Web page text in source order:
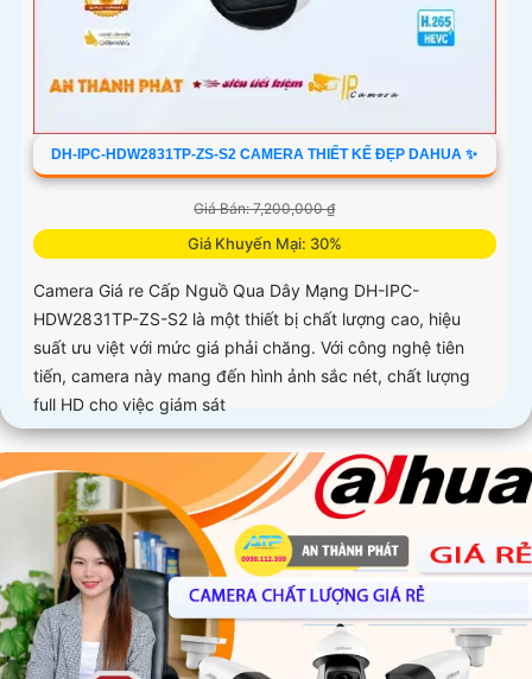
DH-IPC-HDW2831TP-ZS-S2 CAMERA THIẾT KẾ ĐẸP DAHUA ✨
Giá Bán: 7,200,000 ₫
Giá Khuyến Mại: 30%
Camera Giá re Cấp Nguồ Qua Dây Mạng DH-IPC-
HDW2831TP-ZS-S2 là một thiết bị chất lượng cao, hiệu
suất ưu việt với mức giá phải chăng. Với công nghệ tiên
tiến, camera này mang đến hình ảnh sắc nét, chất lượng
full HD cho việc giám sát